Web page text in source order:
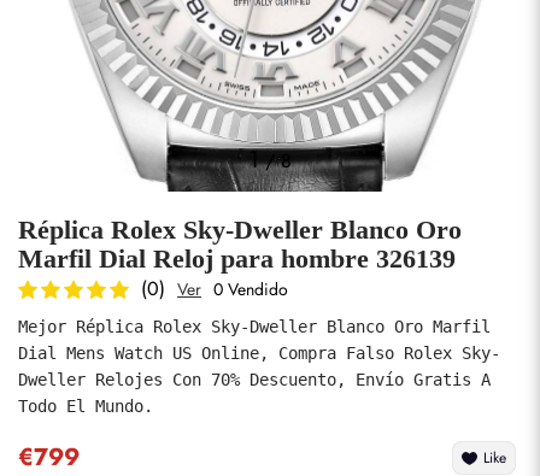
1/8
Réplica Rolex Sky-Dweller Blanco Oro
Marfil Dial Reloj para hombre 326139
(0) Ver 0 Vendido
Mejor Réplica Rolex Sky-Dweller Blanco Oro Marfil
Dial Mens Watch US Online, Compra Falso Rolex Sky-
Dweller Relojes Con 70% Descuento, Envío Gratis A
Todo El Mundo.
€799 Like
enviar